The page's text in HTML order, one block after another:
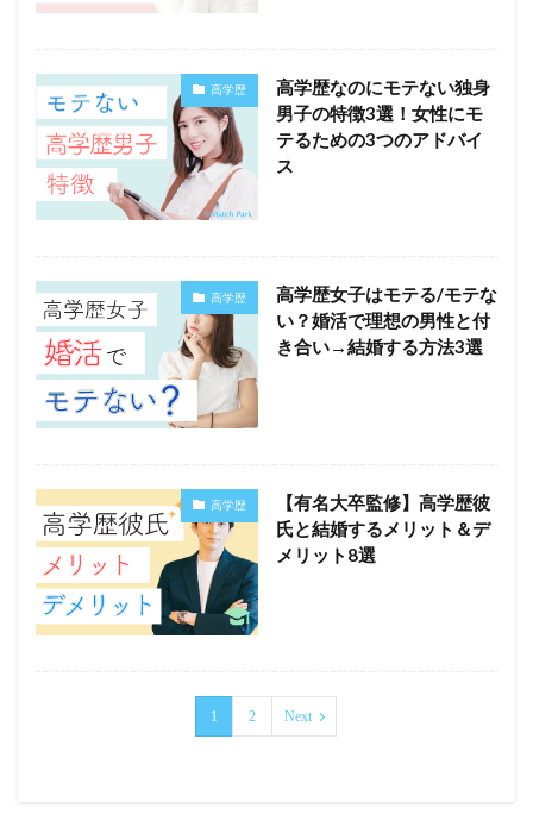
高学歴
高学歴なのにモテない独身
男子の特徴3選！女性にモ
テるための3つのアドバイ
ス
高学歴
高学歴女子はモテる/モテな
い？婚活で理想の男性と付
き合い→結婚する方法3選
高学歴
【有名大卒監修】高学歴彼
氏と結婚するメリット＆デ
メリット8選
1 2 Next